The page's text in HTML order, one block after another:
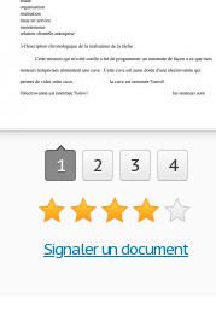
1 2 3 4
Signaler un document